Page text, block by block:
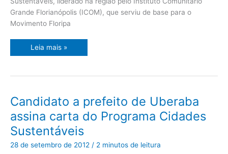
Grande Florianópolis (ICOM), que serviu de base para o
Movimento Floripa
Leia mais »
Candidato a prefeito de Uberaba
assina carta do Programa Cidades
Sustentáveis
28 de setembro de 2012 / 2 minutos de leitura
Candidato
a
prefeito
de
Uberaba
assina
carta
do
Programa